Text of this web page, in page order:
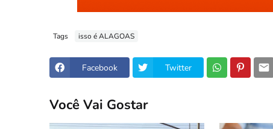
Tags isso é ALAGOAS
Facebook Twitter
Você Vai Gostar